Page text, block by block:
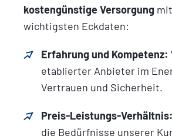
kostengünstige Versorgung
wichtigsten Eckdaten:
Erfahrung und Kompetenz:
etablierter Anbieter im
Vertrauen und Sicherheit.
Preis-Leistungs-Verhältnis:
die Bedürfnisse unserer